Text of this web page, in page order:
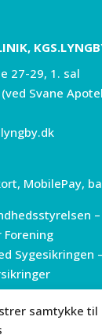
samtykke til
27-29, 1. sal
Svane
MobilePay,
Forening
Sygesikringen